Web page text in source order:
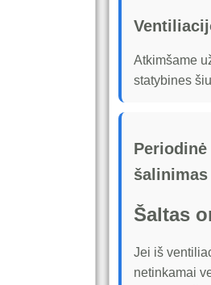
Atkimšame
statybines
šalinimas
Šaltas
Jei iš
netinkamai